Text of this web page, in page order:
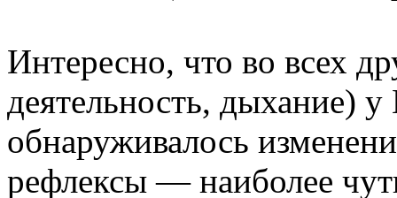
Интересно, что во всех
деятельность, дыхание)
обнаруживалось
рефлексы — наиболее